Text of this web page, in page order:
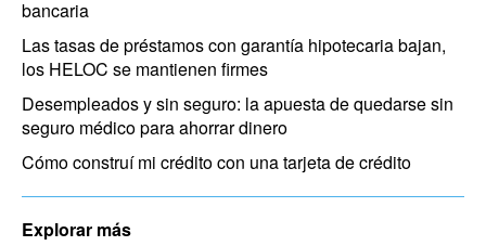
bancaria
Las tasas de préstamos con garantía hipotecaria bajan,
los HELOC se mantienen firmes
Desempleados y sin seguro: la apuesta de quedarse sin
seguro médico para ahorrar dinero
Cómo construí mi crédito con una tarjeta de crédito
Explorar más